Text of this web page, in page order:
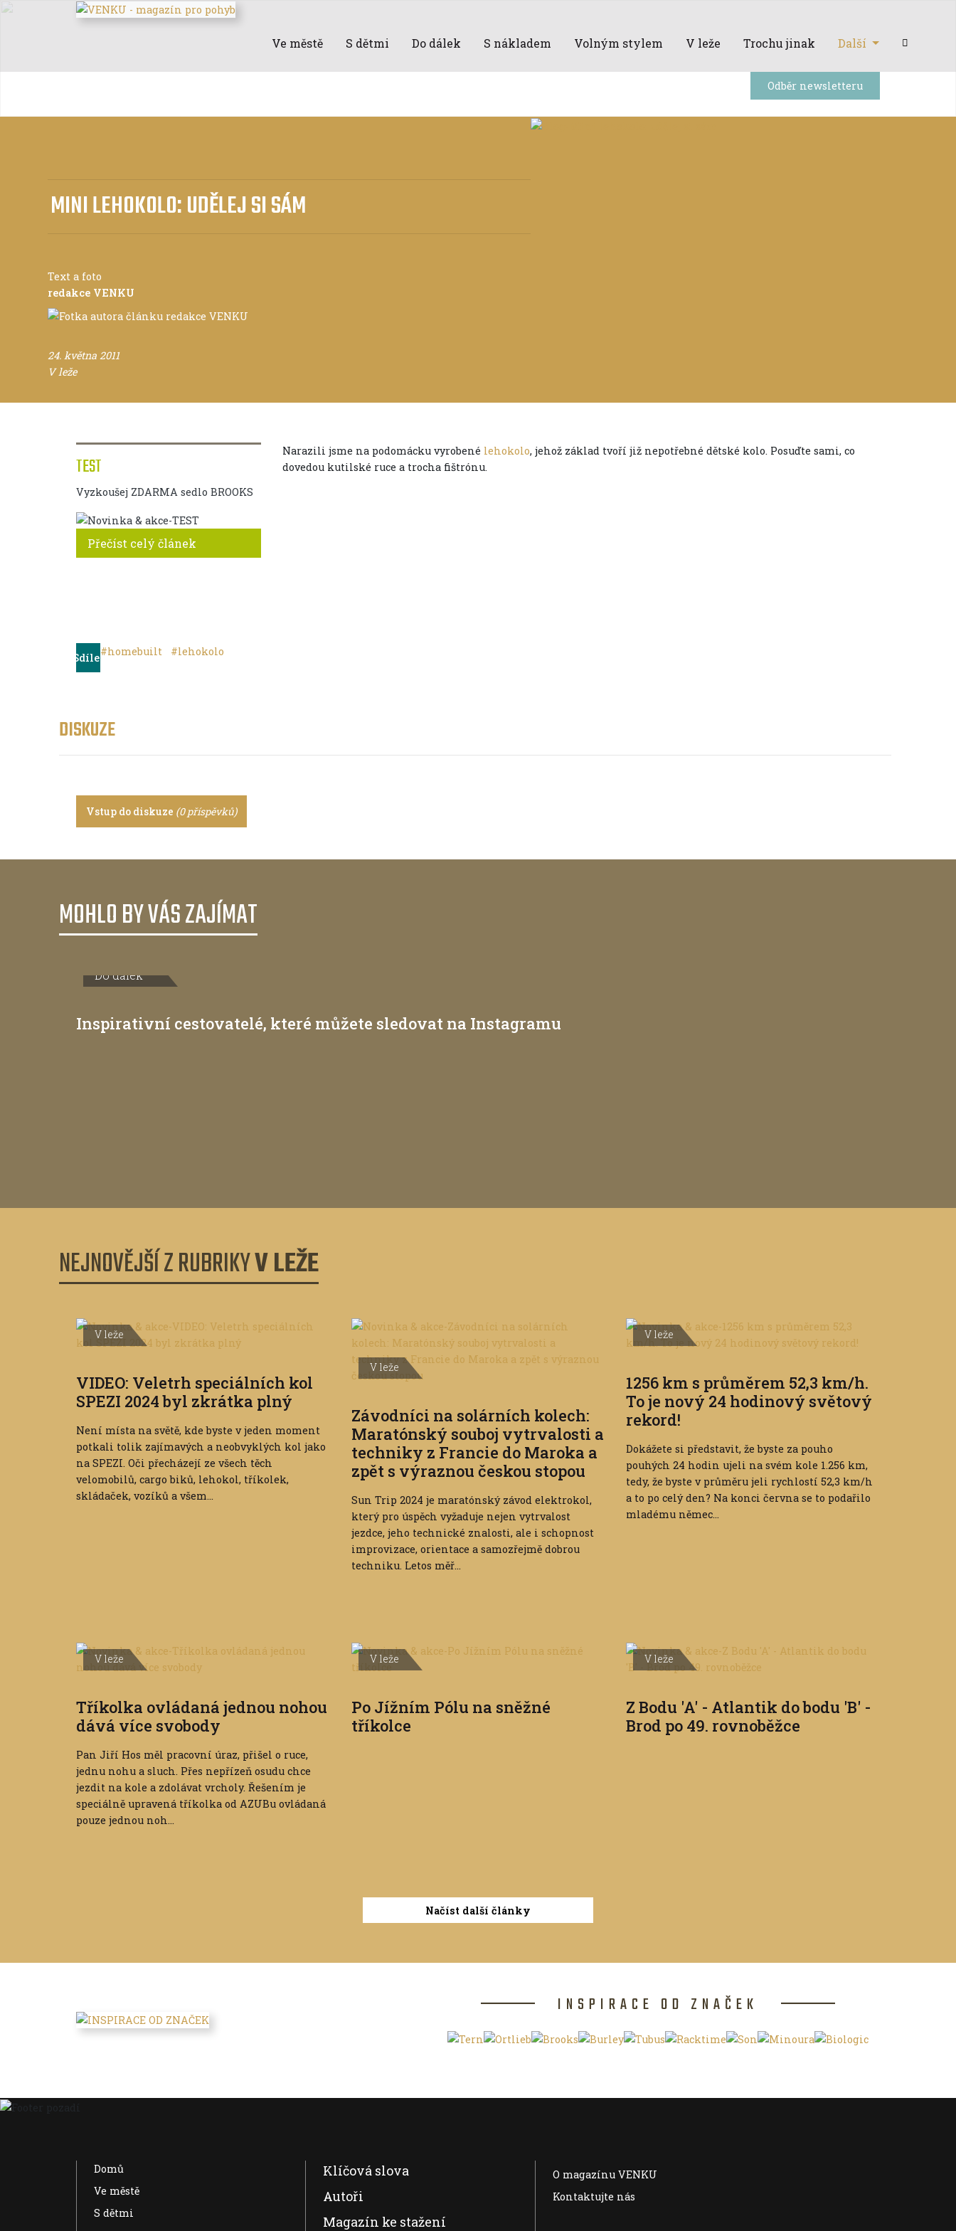
Ve městě S dětmi Do dálek S nákladem Volným stylem V leže Trochu jinak Další
Odběr newsletteru
MINI LEHOKOLO: UDĚLEJ SI SÁM
Text a foto
redakce VENKU
24. května 2011
V leže
TEST
Vyzkoušej ZDARMA sedlo BROOKS
Přečíst celý článek
Narazili jsme na podomácku vyrobené lehokolo, jehož základ tvoří již nepotřebné dětské kolo. Posuďte sami, co
dovedou kutilské ruce a trocha fištrónu.
Sdílet#homebuilt #lehokolo
DISKUZE
Vstup do diskuze (0 příspěvků)
MOHLO BY VÁS ZAJÍMAT
Do dálek
Inspirativní cestovatelé, které můžete sledovat na Instagramu
NEJNOVĚJŠÍ Z RUBRIKYV LEŽE
V leže
VIDEO: Veletrh speciálních kol
SPEZI 2024 byl zkrátka plný
Není místa na světě, kde byste v jeden moment
potkali tolik zajímavých a neobvyklých kol jako
na SPEZI. Oči přecházejí ze všech těch
velomobilů, cargo biků, lehokol, tříkolek,
skládaček, vozíků a všem...
V leže
Závodníci na solárních kolech:
Maratónský souboj vytrvalosti a
techniky z Francie do Maroka a
zpět s výraznou českou stopou
Sun Trip 2024 je maratónský závod elektrokol,
který pro úspěch vyžaduje nejen vytrvalost
jezdce, jeho technické znalosti, ale i schopnost
improvizace, orientace a samozřejmě dobrou
techniku. Letos měř...
V leže
1256 km s průměrem 52,3 km/h.
To je nový 24 hodinový světový
rekord!
Dokážete si představit, že byste za pouho
pouhých 24 hodin ujeli na svém kole 1.256 km,
tedy, že byste v průměru jeli rychlostí 52,3 km/h
a to po celý den? Na konci června se to podařilo
mladému němec...
V leže
Tříkolka ovládaná jednou nohou
dává více svobody
Pan Jiří Hos měl pracovní úraz, přišel o ruce,
jednu nohu a sluch. Přes nepřízeň osudu chce
jezdit na kole a zdolávat vrcholy. Řešením je
speciálně upravená tříkolka od AZUBu ovládaná
pouze jednou noh...
V leže
Po Jížním Pólu na sněžné
tříkolce
V leže
Z Bodu 'A' - Atlantik do bodu 'B' -
Brod po 49. rovnoběžce
Načíst další články
INSPIRACE OD ZNAČEK
Domů
Ve městě
S dětmi
Klíčová slova
Autoři
Magazín ke stažení
O magazínu VENKU
Kontaktujte nás